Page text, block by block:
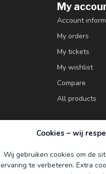
My
Account
My orders
My tickets
My wishlist
Compare
All products
Cookies – wij
Wij gebruiken cookies om de
ervaring te verbeteren. Extra